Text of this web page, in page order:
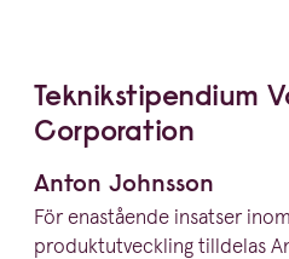
Teknik­sti­pendium
Corporation
Anton Johnsson
För enastående insatser
produkt­ut­veckling tilldelas